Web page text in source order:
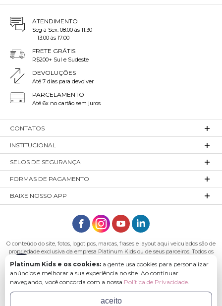
ATENDIMENTO
Seg à Sex: 08:00 às 11:30
13:00 às 17:00
FRETE GRÁTIS
R$200+ Sul e Sudeste
DEVOLUÇÕES
Até 7 dias para devolver
PARCELAMENTO
Até 6x no cartão sem juros
CONTATOS
INSTITUCIONAL
SELOS DE SEGURANÇA
FORMAS DE PAGAMENTO
BAIXE NOSSO APP
O conteúdo do site, fotos, logotipos, marcas, frases e layout aqui veiculados são de
propriedade exclusiva da empresa Platinum Kids ou de seus parceiros. Todos os
direitos reservados. Platinum Kids - Platinum Indústria de Confecções LTDA -
CNPJ: 27.180.131/0001-54 Endereço: Rod. Ivo Silveira, n° 7505 - Bateias, Gaspar - SC,
89113-040
Platinum Kids e os cookies: a gente usa cookies para personalizar
anúncios e melhorar a sua experiência no site. Ao continuar
navegando, você concorda com a nossa Política de Privacidade.
aceito